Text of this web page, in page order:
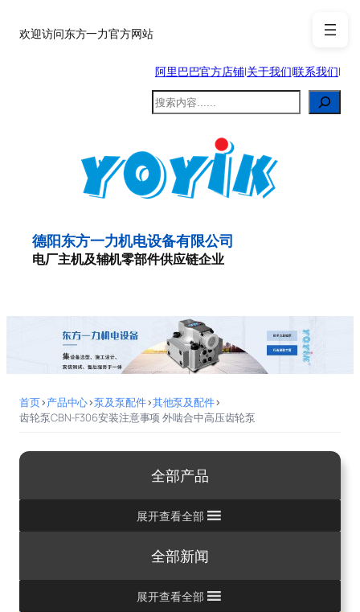
至欢迎访问东方一力官方网站
阿里巴巴官方店铺|关于我们|联系我们|
搜
索
德阳东方一力机电设备有限公司
电厂主机及辅机零部件供应链企业
首页>产品中心>泵及泵配件>其他泵及配件>
齿轮泵CBN-F306安装注意事项 外啮合中高压齿轮泵
全部产品
展开查看全部
全部新闻
展开查看全部